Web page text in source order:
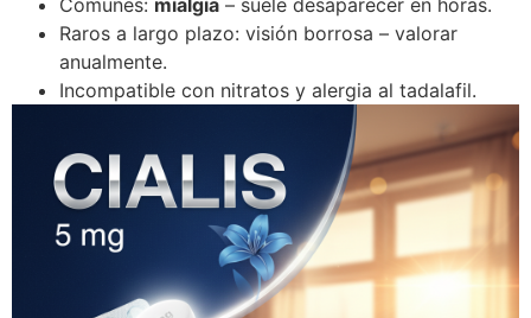
Comunes: mialgia – suele desaparecer en horas.
Raros a largo plazo: visión borrosa – valorar
anualmente.
Incompatible con nitratos y alergia al tadalafil.